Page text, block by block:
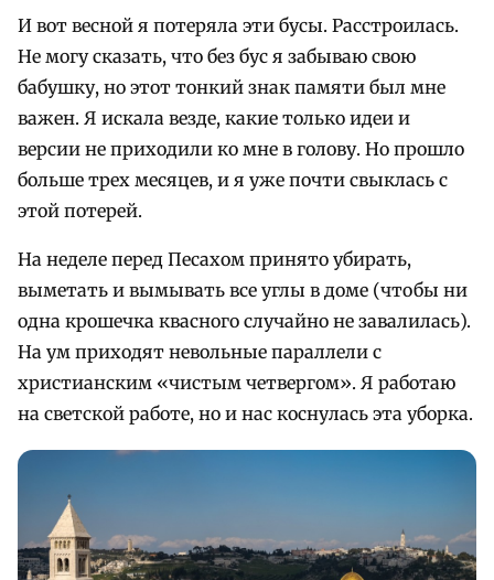
И вот весной я потеряла эти бусы. Расстроилась.
Не могу сказать, что без бус я забываю свою
бабушку, но этот тонкий знак памяти был мне
важен. Я искала везде, какие только идеи и
версии не приходили ко мне в голову. Но прошло
больше трех месяцев, и я уже почти свыклась с
этой потерей.
На неделе перед Песахом принято убирать,
выметать и вымывать все углы в доме (чтобы ни
одна крошечка квасного случайно не завалилась).
На ум приходят невольные параллели с
христианским «чистым четвергом». Я работаю
на светской работе, но и нас коснулась эта уборка.